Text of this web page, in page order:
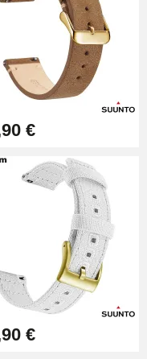
cher
Débutant
€
€